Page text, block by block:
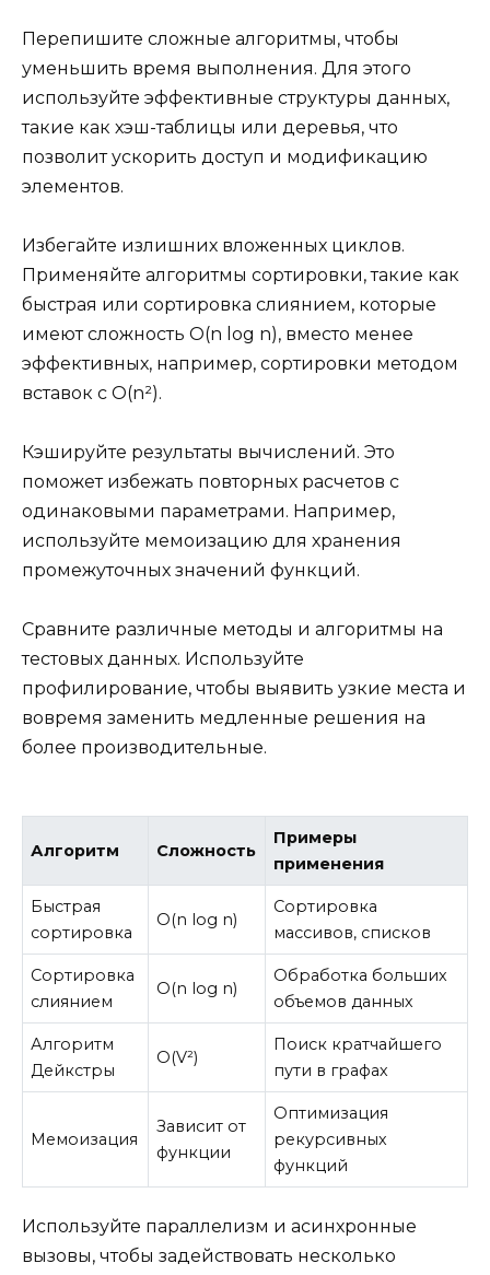
Перепишите сложные алгоритмы, чтобы
уменьшить время выполнения. Для этого
используйте эффективные структуры данных,
такие как хэш-таблицы или деревья, что
позволит ускорить доступ и модификацию
элементов.
Избегайте излишних вложенных циклов.
Применяйте алгоритмы сортировки, такие как
быстрая или сортировка слиянием, которые
имеют сложность O(n log n), вместо менее
эффективных, например, сортировки методом
вставок с O(n²).
Кэшируйте результаты вычислений. Это
поможет избежать повторных расчетов с
одинаковыми параметрами. Например,
используйте мемоизацию для хранения
промежуточных значений функций.
Сравните различные методы и алгоритмы на
тестовых данных. Используйте
профилирование, чтобы выявить узкие места и
вовремя заменить медленные решения на
более производительные.
Алгоритм Сложность
Примеры
применения
Быстрая
сортировка
O(n log n)
Сортировка
массивов, списков
Сортировка
слиянием
O(n log n)
Обработка больших
объемов данных
Алгоритм
Дейкстры
O(V²)
Поиск кратчайшего
пути в графах
Мемоизация
Зависит от
функции
Оптимизация
рекурсивных
функций
Используйте параллелизм и асинхронные
вызовы, чтобы задействовать несколько